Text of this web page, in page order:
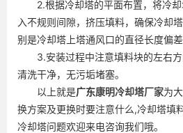
2.根据冷却塔的平面布置，将冷却
入不规则间隙，挤压填料，确保冷却
别是冷却塔上塔通风口的直径长度偏差
3.安装过程中注意填料块的左右方
清洗干净，无污垢堵塞。
以上就是广东康明冷却塔厂家为
换方案及更换时要注意什么,冷却塔填
冷却塔问题欢迎来电咨询我们哦。